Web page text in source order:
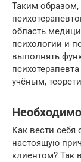
Таким
область
психологии и
выполнять
учёным,
Как вести себя
настоящую
клиентом? Так